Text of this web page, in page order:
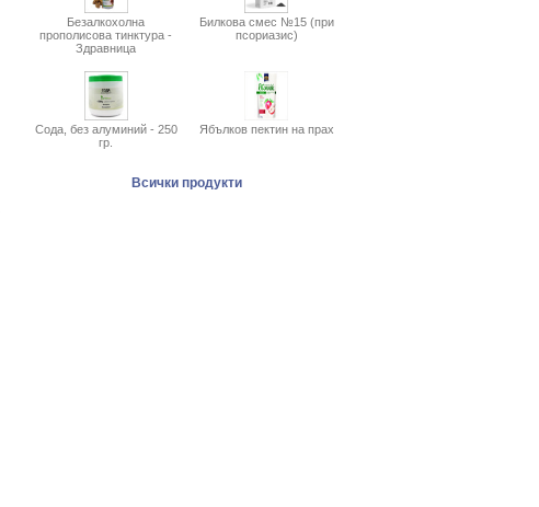
Безалкохолна
прополисова тинктура -
Здравница
Билкова смес №15 (при
псориазис)
Сода, без алуминий - 250
гр.
Ябълков пектин на прах
Всички продукти